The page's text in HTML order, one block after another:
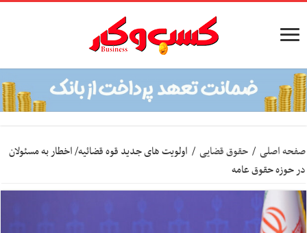
صفحه اصلی / حقوق قضایی / اولویت های جدید قوه قضائیه/ اخطار به مسئولان
در حوزه حقوق عامه